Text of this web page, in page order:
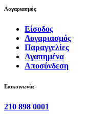
Λογαριασμός
Είσοδος
Λογαριασμός
Παραγγελίες
Αγαπημένα
Αποσύνδεση
Επικοινωνία
210 898 0001